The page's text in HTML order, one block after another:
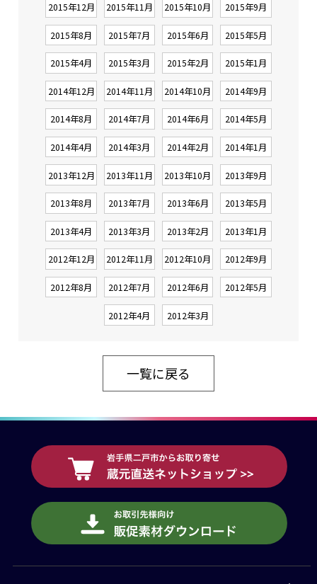
2015年12月 2015年11月 2015年10月 2015年9月
2015年8月 2015年7月 2015年6月 2015年5月
2015年4月 2015年3月 2015年2月 2015年1月
2014年12月 2014年11月 2014年10月 2014年9月
2014年8月 2014年7月 2014年6月 2014年5月
2014年4月 2014年3月 2014年2月 2014年1月
2013年12月 2013年11月 2013年10月 2013年9月
2013年8月 2013年7月 2013年6月 2013年5月
2013年4月 2013年3月 2013年2月 2013年1月
2012年12月 2012年11月 2012年10月 2012年9月
2012年8月 2012年7月 2012年6月 2012年5月
2012年4月 2012年3月
一覧に戻る